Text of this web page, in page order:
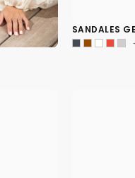
SANDALES